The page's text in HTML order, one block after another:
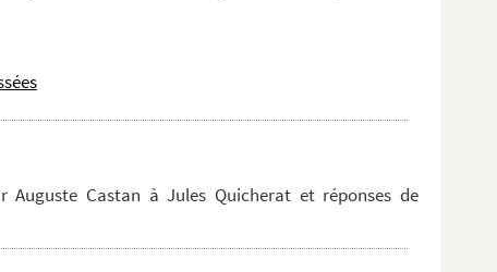
Auguste Castan à Jules Quicherat et réponses de